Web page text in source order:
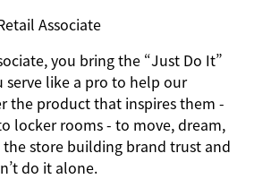
Associate
you bring the “Just Do It”
serve like a pro to help our
the product that inspires them -
locker rooms - to move, dream,
the store building brand trust and
do it alone.